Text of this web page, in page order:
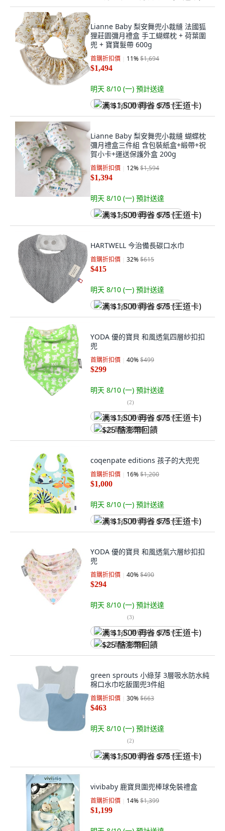
Lianne Baby 梨安舞兜小裁縫 法國狐
狸莊園彌月禮盒 手工蝴蝶枕 + 荷葉圍
兜 + 寶寶髮帶 600g
首購折扣價 11%$1,694
$1,494
明天 8/10 (一) 預計送達
满 $1,500 再省 $75 (王道卡)
Lianne Baby 梨安舞兜小裁縫 蝴蝶枕
彌月禮盒三件組 含包裝紙盒+緞帶+祝
賀小卡+運送保護外盒 200g
首購折扣價 12%$1,594
$1,394
明天 8/10 (一) 預計送達
满 $1,500 再省 $75 (王道卡)
HARTWELL 今治備長碳口水巾
首購折扣價 32%$615
$415
明天 8/10 (一) 預計送達
满 $1,500 再省 $75 (王道卡)
YODA 優的寶貝 和風透氣四層紗扣扣
兜
首購折扣價 40%$499
$299
明天 8/10 (一) 預計送達
(2)
满 $1,500 再省 $75 (王道卡)
$25 酷澎幣回饋
coqenpate editions 孩子的大兜兜
首購折扣價 16%$1,200
$1,000
明天 8/10 (一) 預計送達
满 $1,500 再省 $75 (王道卡)
YODA 優的寶貝 和風透氣六層紗扣扣
兜
首購折扣價 40%$490
$294
明天 8/10 (一) 預計送達
(3)
满 $1,500 再省 $75 (王道卡)
$25 酷澎幣回饋
green sprouts 小綠芽 3層吸水防水純
棉口水巾吃飯圍兜3件組
首購折扣價 30%$663
$463
明天 8/10 (一) 預計送達
(2)
满 $1,500 再省 $75 (王道卡)
vivibaby 鹿寶貝圍兜棒球免裝禮盒
首購折扣價 14%$1,399
$1,199